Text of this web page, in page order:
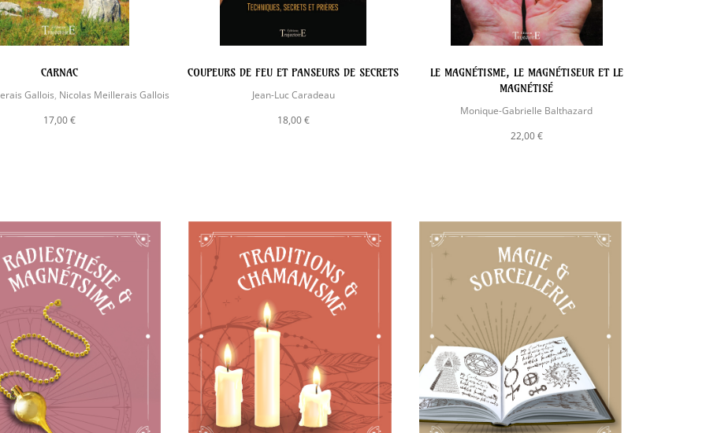
CARNAC
Gallois Nicolas Meillerais Gallois
17,00 €
COUPEURS DE FEU ET PANSEURS DE SECRETS
Jean-Luc Caradeau
18,00 €
LE MAGNÉTISME, LE MAGNÉTISEUR ET LE
MAGNÉTISÉ
Monique-Gabrielle Balthazard
22,00 €